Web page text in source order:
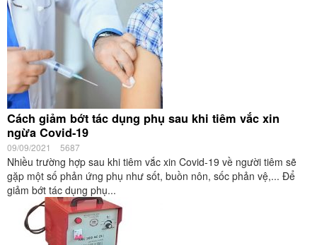
Cách giảm bớt tác dụng phụ sau khi tiêm vắc xin
ngừa Covid-19
09/09/2021 5687
Nhiều trường hợp sau khi tiêm vắc xin Covid-19 về người tiêm sẽ
gặp một số phản ứng phụ như sốt, buồn nôn, sốc phản vệ,... Để
giảm bớt tác dụng phụ...